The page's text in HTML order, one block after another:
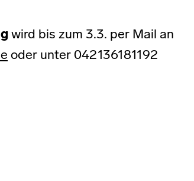
wird bis zum 3.3. per Mail an
oder unter 042136181192